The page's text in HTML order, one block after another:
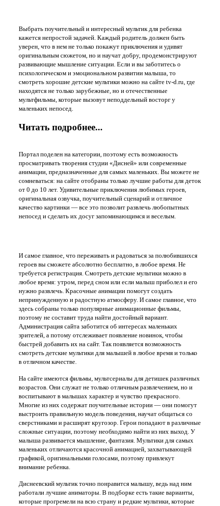
Выбрать поучительный и интересный мультик для ребенка
кажется непростой задачей. Каждый родитель должен быть
уверен, что в нем не только покажут приключения и удивят
оригинальным сюжетом, но и научат добру, продемонстрируют
развивающие мышление ситуации. Если и вы заботитесь о
психологическом и эмоциональном развитии малыша, то
смотреть хорошие детские мультики можно на сайте tv-d.ru, где
находятся не только зарубежные, но и отечественные
мультфильмы, которые вызовут неподдельный восторг у
маленьких непосед.
Читать подробнее...
Портал поделен на категории, поэтому есть возможность
просматривать творения студии «Дисней» или современные
анимации, предназначенные для самых маленьких. Вы можете не
сомневаться: на сайте отобраны только лучшие работы для деток
от 0 до 10 лет. Удивительные приключения любимых героев,
оригинальная озвучка, поучительный сценарий и отличное
качество картинки — все это позволит развлечь любопытных
непосед и сделать их досуг запоминающимся и веселым.
И самое главное, что переживать и радоваться за полюбившихся
героев вы сможете абсолютно бесплатно, в любое время. Не
требуется регистрация. Смотреть детские мультики можно в
любое время: утром, перед сном или если малыш приболел и его
нужно развлечь. Красочные анимации помогут создать
непринужденную и радостную атмосферу. И самое главное, что
здесь собраны только популярные анимационные фильмы,
поэтому не составит труда найти достойный вариант.
Администрация сайта заботится об интересах маленьких
зрителей, а потому отслеживает появление новинок, чтобы
быстрей добавить их на сайт. Так появляется возможность
смотреть детские мультики для малышей в любое время и только
в отличном качестве.
На сайте имеются фильмы, мультсериалы для детишек различных
возрастов. Они служат не только отличным развлечением, но и
воспитывают в малышах характер и чувство прекрасного.
Многие из них содержат поучительные истории — они помогут
выстроить правильную модель поведения, научат общаться со
сверстниками и расширят кругозор. Герои попадают в различные
сложные ситуации, поэтому необходимо найти из них выход. У
малыша развивается мышление, фантазия. Мультики для самых
маленьких отличаются красочной анимацией, захватывающей
графикой, оригинальными голосами, поэтому привлекут
внимание ребенка.
Диснеевский мультик точно понравится малышу, ведь над ним
работали лучшие аниматоры. В подборке есть такие варианты,
которые прогремели на всю страну и редкие мультики, которые